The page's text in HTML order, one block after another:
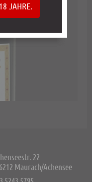
22
Maurach/Achensee
JAHRE.